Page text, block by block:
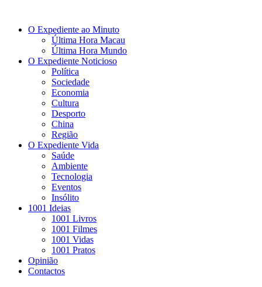
O Expediente ao Minuto
Última Hora Macau
Última Hora Mundo
O Expediente Noticioso
Política
Sociedade
Economia
Cultura
Desporto
China
Região
O Expediente Vida
Saúde
Ambiente
Tecnologia
Eventos
Insólito
1001 Ideias
1001 Livros
1001 Filmes
1001 Vidas
1001 Pratos
Opinião
Contactos